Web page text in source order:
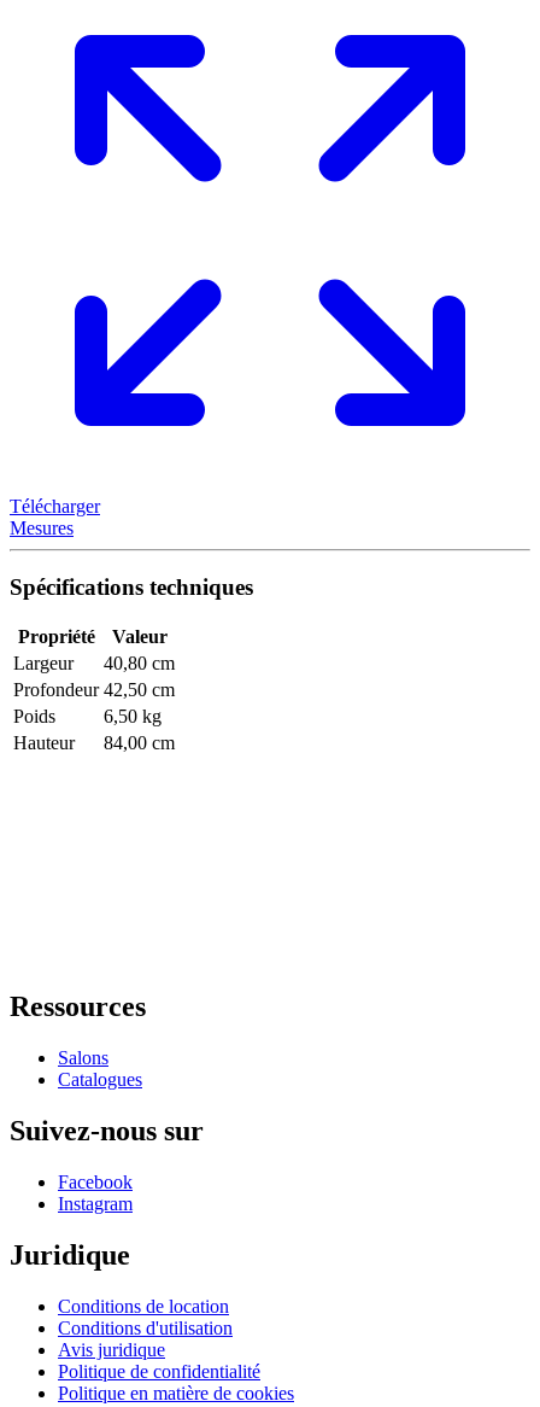
Télécharger
Mesures
Spécifications techniques
Propriété
Valeur
Largeur
40,80 cm
Profondeur 42,50 cm
Poids
6,50 kg
Hauteur
84,00 cm
Ressources
Salons
Catalogues
Suivez-nous sur
Facebook
Instagram
Juridique
Conditions de location
Conditions d'utilisation
Avis juridique
Politique de confidentialité
Politique en matière de cookies